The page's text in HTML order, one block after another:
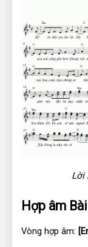
Lời
Hợp âm
Vòng hợp âm: